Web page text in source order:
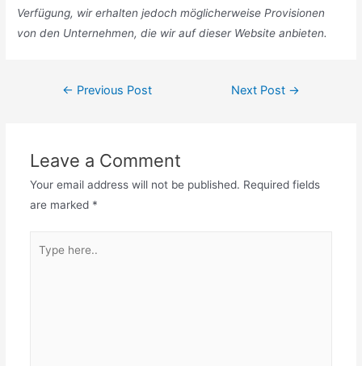
Verfügung, wir erhalten jedoch möglicherweise Provisionen
von den Unternehmen, die wir auf dieser Website anbieten.
Post← Previous Post Next Post →
Leave a Comment
Your email address will not be published. Required fields
are marked *
here..